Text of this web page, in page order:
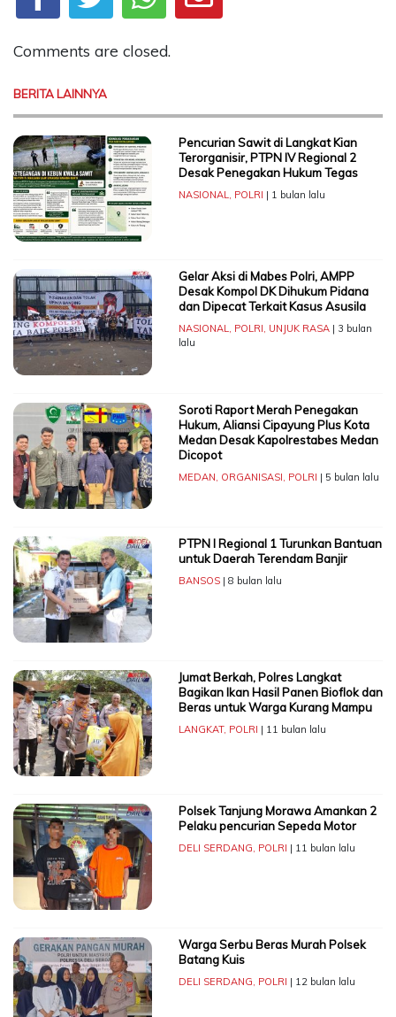
Comments are closed.
BERITA LAINNYA
Pencurian Sawit di Langkat Kian
Terorganisir, PTPN IV Regional 2
Desak Penegakan Hukum Tegas
NASIONAL, POLRI | 1 bulan lalu
Gelar Aksi di Mabes Polri, AMPP
Desak Kompol DK Dihukum Pidana
dan Dipecat Terkait Kasus Asusila
NASIONAL, POLRI, UNJUK RASA| 3 bulan
lalu
Soroti Raport Merah Penegakan
Hukum, Aliansi Cipayung Plus Kota
Medan Desak Kapolrestabes Medan
Dicopot
MEDAN, ORGANISASI, POLRI | 5 bulan lalu
PTPN I Regional 1 Turunkan Bantuan
untuk Daerah Terendam Banjir
BANSOS| 8 bulan lalu
Jumat Berkah, Polres Langkat
Bagikan Ikan Hasil Panen Bioflok dan
Beras untuk Warga Kurang Mampu
LANGKAT, POLRI | 11 bulan lalu
Polsek Tanjung Morawa Amankan 2
Pelaku pencurian Sepeda Motor
DELI SERDANG, POLRI | 11 bulan lalu
Warga Serbu Beras Murah Polsek
Batang Kuis
DELI SERDANG, POLRI | 12 bulan lalu